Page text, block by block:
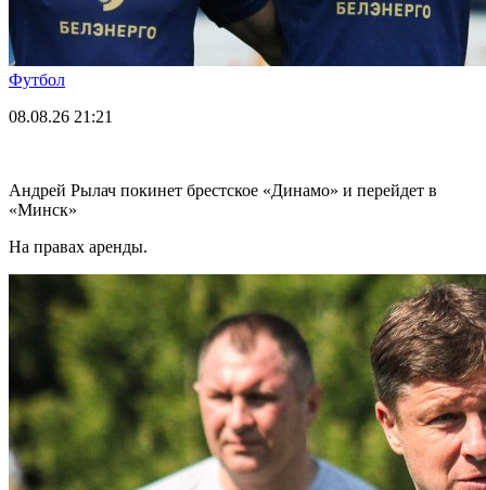
Футбол
08.08.26 21:21
Андрей Рылач покинет брестское «Динамо» и перейдет в
«Минск»
На правах аренды.